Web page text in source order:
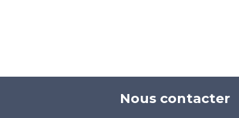
Nous contacter